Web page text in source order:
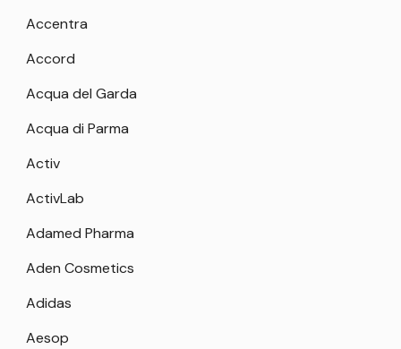
Accentra
Accord
Acqua del Garda
Acqua di Parma
Activ
ActivLab
Adamed Pharma
Aden Cosmetics
Adidas
Aesop